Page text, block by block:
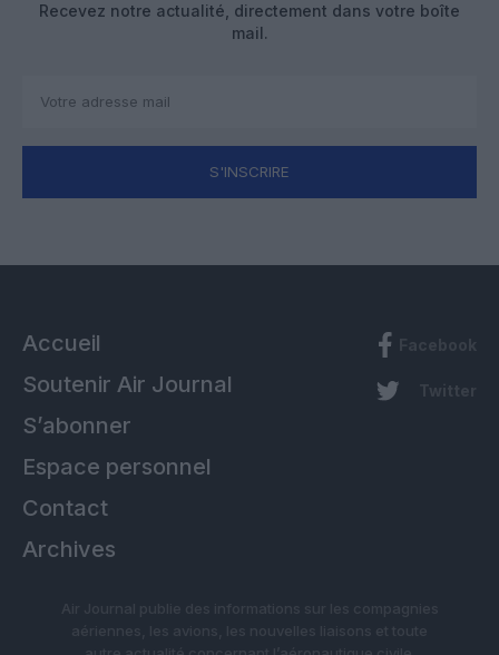
Recevez notre actualité, directement dans votre boîte
mail.
S'INSCRIRE
Accueil
Soutenir Air Journal
S’abonner
Espace personnel
Contact
Archives